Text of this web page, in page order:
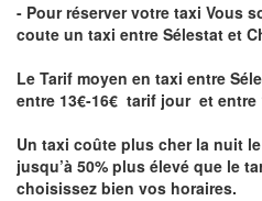
- Pour réserver votre taxi Vous
coute un taxi entre Sélestat et
Le Tarif moyen en taxi entre
entre 13€-16€ tarif jour et entre
Un taxi coûte plus cher la nuit
jusqu’à 50% plus élevé que le
choisissez bien vos horaires.